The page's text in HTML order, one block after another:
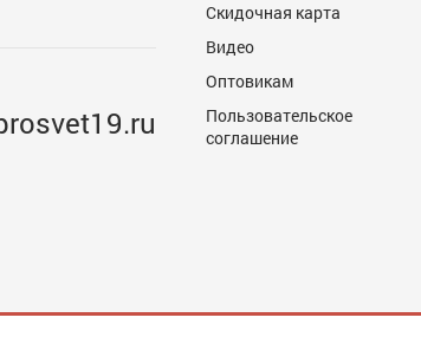
Скидочная карта
Видео
Оптовикам
Пользовательское
соглашение